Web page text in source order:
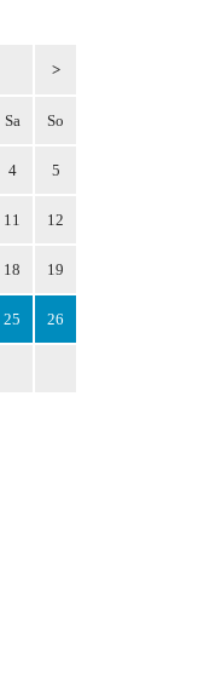
>
Sa So
4 5
11 12
18 19
25 26